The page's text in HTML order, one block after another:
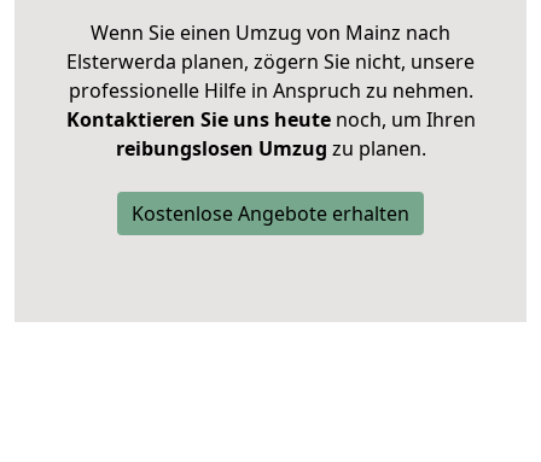
Wenn Sie einen Umzug von Mainz nach
Elsterwerda planen, zögern Sie nicht, unsere
professionelle Hilfe in Anspruch zu nehmen.
Kontaktieren Sie uns heutenoch, um Ihren
reibungslosen Umzug zu planen.
Kostenlose Angebote erhalten